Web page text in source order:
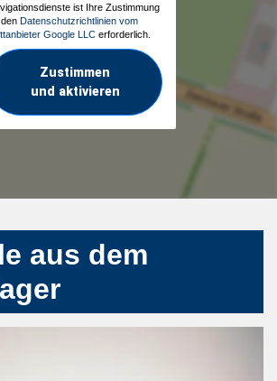
ist Ihre Zustimmung
Datenschutzrichtlinien vom
Google LLC erforderlich.
Zustimmen
und aktivieren
aus dem